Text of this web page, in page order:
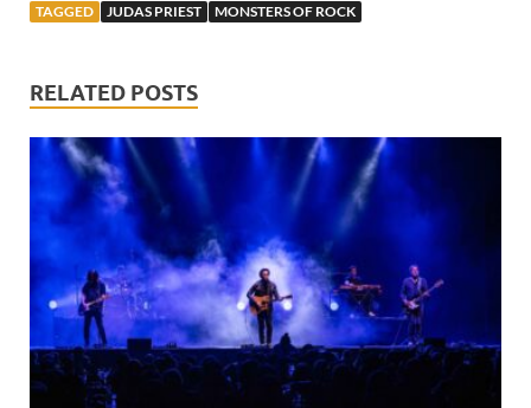
TAGGED JUDAS PRIEST MONSTERS OF ROCK
RELATED POSTS